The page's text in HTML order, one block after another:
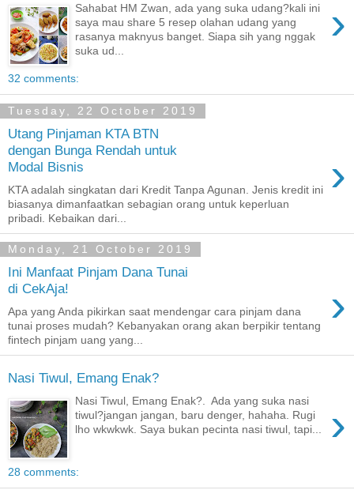
›
Sahabat HM Zwan, ada yang suka udang?kali ini
saya mau share 5 resep olahan udang yang
rasanya maknyus banget. Siapa sih yang nggak
suka ud...
32 comments:
Tuesday, 22 October 2019
Utang Pinjaman KTA BTN
dengan Bunga Rendah untuk
Modal Bisnis
›
KTA adalah singkatan dari Kredit Tanpa Agunan. Jenis kredit ini
biasanya dimanfaatkan sebagian orang untuk keperluan
pribadi. Kebaikan dari...
Monday, 21 October 2019
Ini Manfaat Pinjam Dana Tunai
di CekAja!
›
Apa yang Anda pikirkan saat mendengar cara pinjam dana
tunai proses mudah? Kebanyakan orang akan berpikir tentang
fintech pinjam uang yang...
Nasi Tiwul, Emang Enak?
›
Nasi Tiwul, Emang Enak?. Ada yang suka nasi
tiwul?jangan jangan, baru denger, hahaha. Rugi
lho wkwkwk. Saya bukan pecinta nasi tiwul, tapi...
28 comments: